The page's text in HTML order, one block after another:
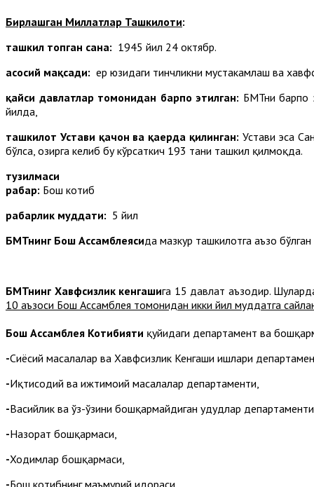
Бирлашган Миллатлар Ташкилоти:
ташкил топган сана: 1945 йил 24 октябр.
асосий мақсади: ер юзидаги тинчликни мустаҳкамлаш ва
қайси давлатлар томонидан барпо этилган: БМТни барпо
йилда,
ташкилот Устави қачон ва қаерда қилинган: Устави эса
бўлса, ҳозирга келиб бу кўрсаткич 193 тани ташкил қилмоқда.
тузилмаси
раҳбар: Бош котиб
раҳбарлик муддати: 5 йил
БМТнинг Бош Ассамблеясида мазкур ташкилотга аъзо
БМТнинг Хавфсизлик кенгашига 15 давлат аъзодир.
10 аъзоси Бош Ассамблея томонидан икки йил муддатга
Бош Ассамблея Котибияти қуйидаги департамент ва
-Сиёсий масалалар ва Хавфсизлик Кенгаши ишлари
-Иқтисодий ва ижтимоий масалалар департаменти,
-Васийлик ва ўз-ўзини бошқармайдиган ҳудудлар
-Назорат бошқармаси,
-Ходимлар бошқармаси,